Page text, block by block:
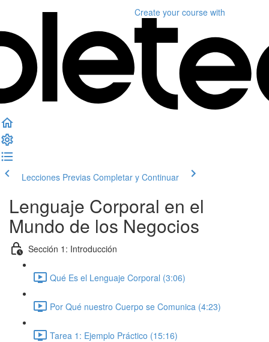
Create your course with
Lecciones Previas Completar y Continuar
Lenguaje Corporal en el
Mundo de los Negocios
Sección 1: Introducción
Qué Es el Lenguaje Corporal (3:06)
Por Qué nuestro Cuerpo se Comunica (4:23)
Tarea 1: Ejemplo Práctico (15:16)